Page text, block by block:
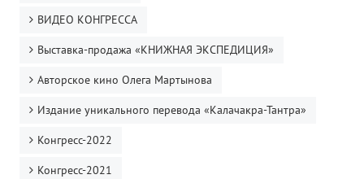
ВИДЕО КОНГРЕССА
Выставка-продажа «КНИЖНАЯ ЭКСПЕДИЦИЯ»
Авторское кино Олега Мартынова
Издание уникального перевода «Калачакра-Тантра»
Конгресс-2022
Конгресс-2021